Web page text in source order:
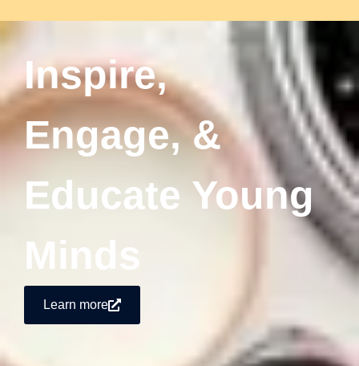
Inspire,
Engage, &
Educate Young
Minds
Learn more